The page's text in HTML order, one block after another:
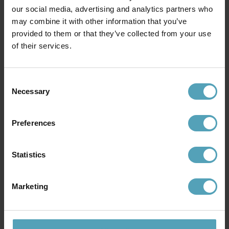
our social media, advertising and analytics partners who
may combine it with other information that you’ve
provided to them or that they’ve collected from your use
of their services.
Selection
Necessary
Preferences
Statistics
Marketing
BELID
1 479 kr
Rek. 1 849 kr
BELID
PRISMATCH